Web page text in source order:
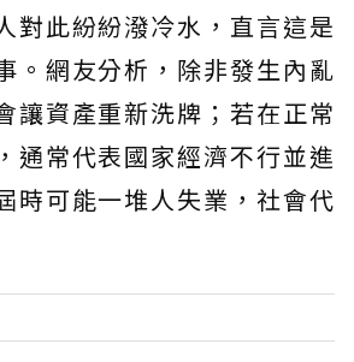
對此紛紛潑冷水，直言這是
。網友分析，除非發生內亂
讓資產重新洗牌；若在正常
通常代表國家經濟不行並進
時可能一堆人失業，社會代